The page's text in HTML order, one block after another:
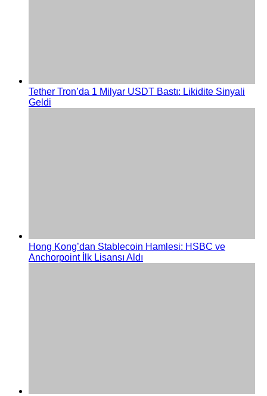
Tether Tron’da 1 Milyar USDT Bastı: Likidite Sinyali
Geldi
Hong Kong’dan Stablecoin Hamlesi: HSBC ve
Anchorpoint İlk Lisansı Aldı